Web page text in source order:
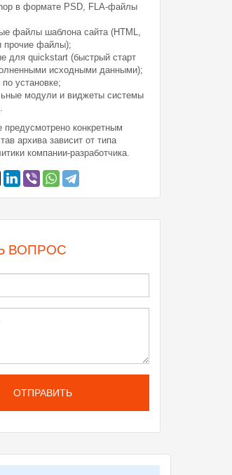
в формате PSD, FLA-файлы
файлы шаблона сайта (HTML,
прочие файлы);
для quickstart (быстрый старт
исходными данными);
установке;
модули и виджеты системы
конкретным
архива зависит от типа
компании-разработчика.
ВОПРОС
ОТПРАВИТЬ